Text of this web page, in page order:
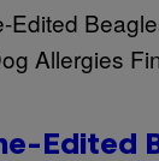
Edited